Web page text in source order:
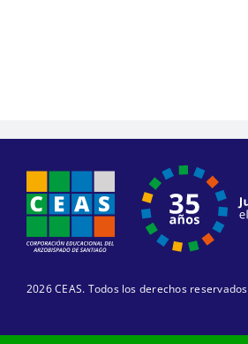
2026 CEAS. Todos los derechos reservados